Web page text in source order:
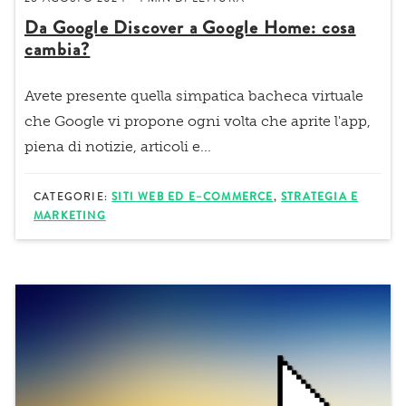
Da Google Discover a Google Home: cosa
cambia?
Avete presente quella simpatica bacheca virtuale
che Google vi propone ogni volta che aprite l'app,
piena di notizie, articoli e...
CATEGORIE:SITI WEB ED E–COMMERCE,STRATEGIA E
MARKETING